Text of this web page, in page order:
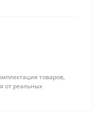
товаров,
от реальных